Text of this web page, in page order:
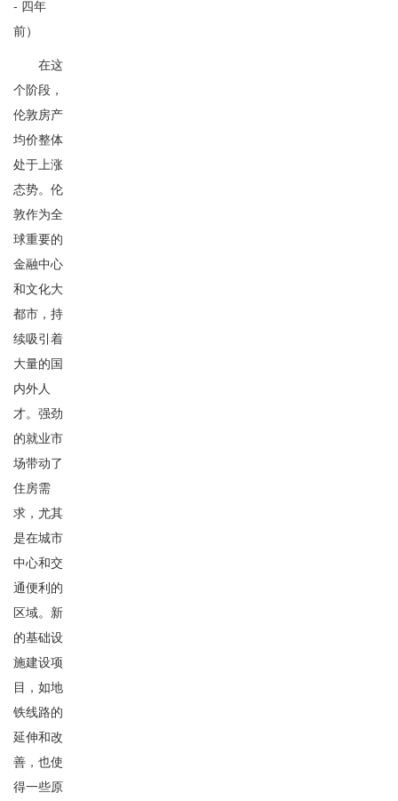
- 四年
前）
在这
个阶段，
伦敦房产
均价整体
处于上涨
态势。伦
敦作为全
球重要的
金融中心
和文化大
都市，持
续吸引着
大量的国
内外人
才。强劲
的就业市
场带动了
住房需
求，尤其
是在城市
中心和交
通便利的
区域。新
的基础设
施建设项
目，如地
铁线路的
延伸和改
善，也使
得一些原